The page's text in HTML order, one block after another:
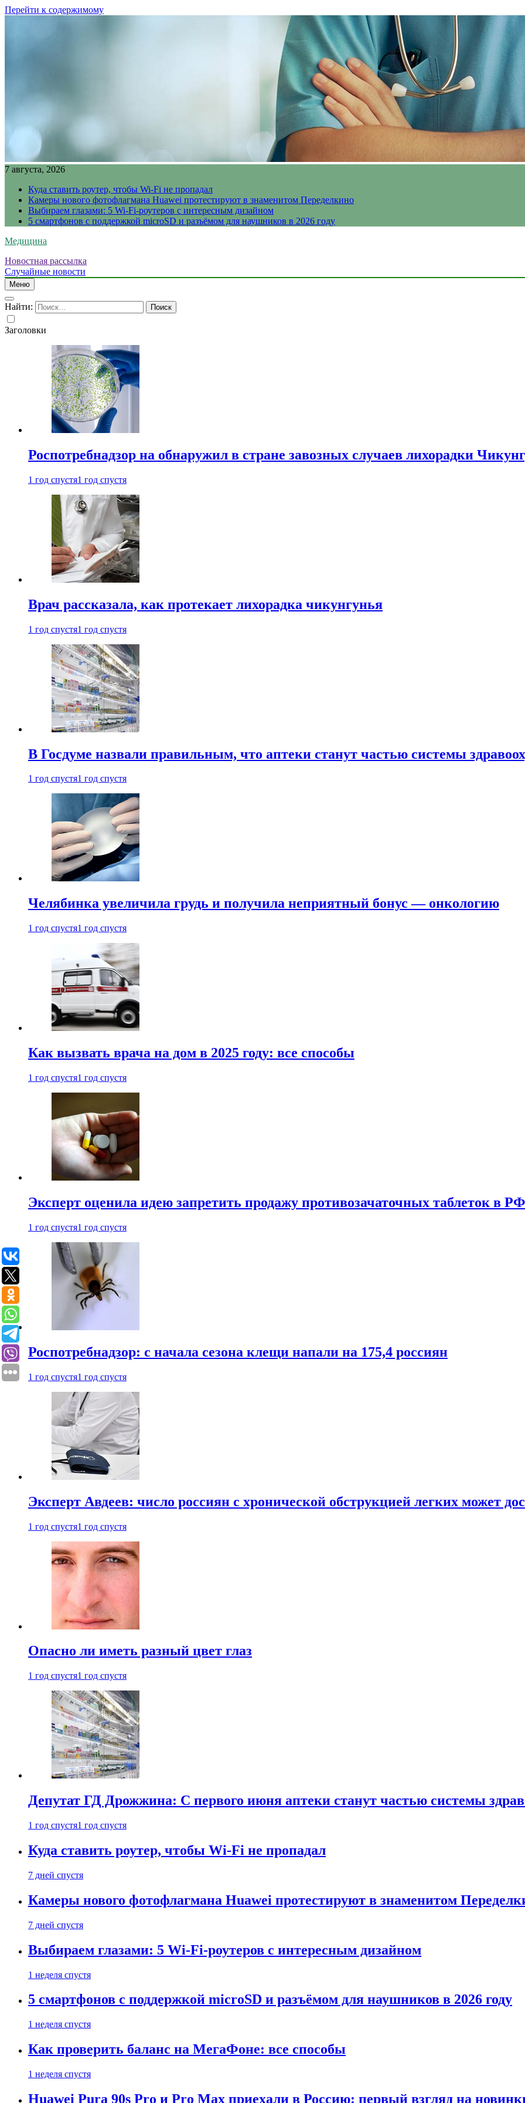
Перейти к содержимому
7 августа, 2026
Куда ставить роутер, чтобы Wi-Fi не пропадал
Камеры нового фотофлагмана Huawei протестируют в знаменитом Переделкино
Выбираем глазами: 5 Wi-Fi-роутеров с интересным дизайном
5 смартфонов с поддержкой microSD и разъёмом для наушников в 2026 году
Медицина
Новостная рассылка
Случайные новости
Меню
Найти:
Заголовки
Роспотребнадзор на обнаружил в стране завозных случаев лихорадки
1 год спустя1 год спустя
Врач рассказала, как протекает лихорадка чикунгунья
1 год спустя1 год спустя
В Госдуме назвали правильным, что аптеки станут частью системы
1 год спустя1 год спустя
Челябинка увеличила грудь и получила неприятный бонус — онкологию
1 год спустя1 год спустя
Как вызвать врача на дом в 2025 году: все способы
1 год спустя1 год спустя
Эксперт оценила идею запретить продажу противозачаточных таблеток в РФ
1 год спустя1 год спустя
Роспотребнадзор: с начала сезона клещи напали на 175,4 россиян
1 год спустя1 год спустя
Эксперт Авдеев: число россиян с хронической обструкцией легких может
1 год спустя1 год спустя
Опасно ли иметь разный цвет глаз
1 год спустя1 год спустя
Депутат ГД Дрожжина: С первого июня аптеки станут частью системы
1 год спустя1 год спустя
Куда ставить роутер, чтобы Wi-Fi не пропадал
7 дней спустя
Камеры нового фотофлагмана Huawei протестируют в знаменитом
7 дней спустя
Выбираем глазами: 5 Wi-Fi-роутеров с интересным дизайном
1 неделя спустя
5 смартфонов с поддержкой microSD и разъёмом для наушников в 2026 году
1 неделя спустя
Как проверить баланс на МегаФоне: все способы
1 неделя спустя
Huawei Pura 90s Pro и Pro Max приехали в Россию: первый взгляд на